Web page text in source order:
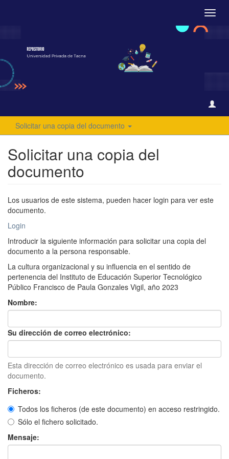
Solicitar una copia del documento
Solicitar una copia del
documento
Los usuarios de este sistema, pueden hacer login para ver este
documento.
Login
Introducir la siguiente información para solicitar una copia del
documento a la persona responsable.
La cultura organizacional y su influencia en el sentido de
pertenencia del Instituto de Educación Superior Tecnológico
Público Francisco de Paula Gonzales Vigil, año 2023
Nombre:
Su dirección de correo electrónico:
Esta dirección de correo electrónico es usada para enviar el
documento.
Ficheros:
Todos los ficheros (de este documento) en acceso restringido.
Sólo el fichero solicitado.
Mensaje: